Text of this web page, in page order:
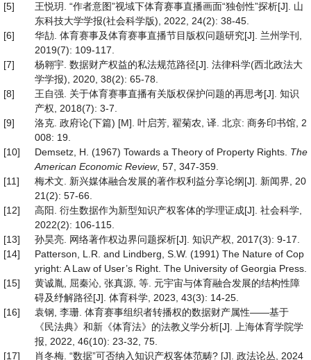
[5]
王悦玥. “作者意图”视域下体育赛事直播画面“独创性”探析[J]. 山
东科技大学学报(社会科学版), 2022, 24(2): 38-45.
[6]
华劼. 体育赛事及体育赛事直播节目版权问题研究[J]. 兰州学刊,
2019(7): 109-117.
[7]
杨翱宇. 数据财产权益的私法规范路径[J]. 法律科学(西北政法大
学学报), 2020, 38(2): 65-78.
[8]
王自强. 关于体育赛事直播有关版权保护问题的再思考[J]. 知识
产权, 2018(7): 3-7.
[9]
洛克. 政府论(下篇) [M]. 叶启芳, 翟菊农, 译. 北京: 商务印书馆, 2
008: 19.
[10]
Demsetz, H. (1967) Towards a Theory of Property Rights. The
American Economic Review, 57, 347-359.
[11]
梅术文. 新兴媒体融合发展的著作权利益分享论纲[J]. 新闻界, 20
21(2): 57-66.
[12]
高阳. 衍生数据作为新型知识产权客体的学理证成[J]. 社会科学,
2022(2): 106-115.
[13]
孙昊亮. 网络著作权边界问题探析[J]. 知识产权, 2017(3): 9-17.
[14]
Patterson, L.R. and Lindberg, S.W. (1991) The Nature of Cop
yright: A Law of User’s Right. The University of Georgia Press.
[15]
黄诚胤, 屈秦沁, 张真源, 等. 元宇宙与体育融合发展的结构性障
碍及纾解路径[J]. 体育科学, 2023, 43(3): 14-25.
[16]
袁钢, 李珊. 体育赛事组织者转播权的数据财产属性——基于
《民法典》和新《体育法》的法教义学分析[J]. 上海体育学院学
报, 2022, 46(10): 23-32, 75.
[17]
肖冬梅. “数据”可否纳入知识产权客体范畴? [J]. 政法论丛, 2024